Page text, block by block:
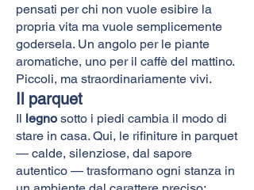
pensati per chi non vuole esibire la
propria vita ma vuole semplicemente
godersela. Un angolo per le piante
aromatiche, uno per il caffè del mattino.
Piccoli, ma straordinariamente vivi.
Il parquet
Il legno sotto i piedi cambia il modo di
stare in casa. Qui, le rifiniture in parquet
— calde, silenziose, dal sapore
autentico — trasformano ogni stanza in